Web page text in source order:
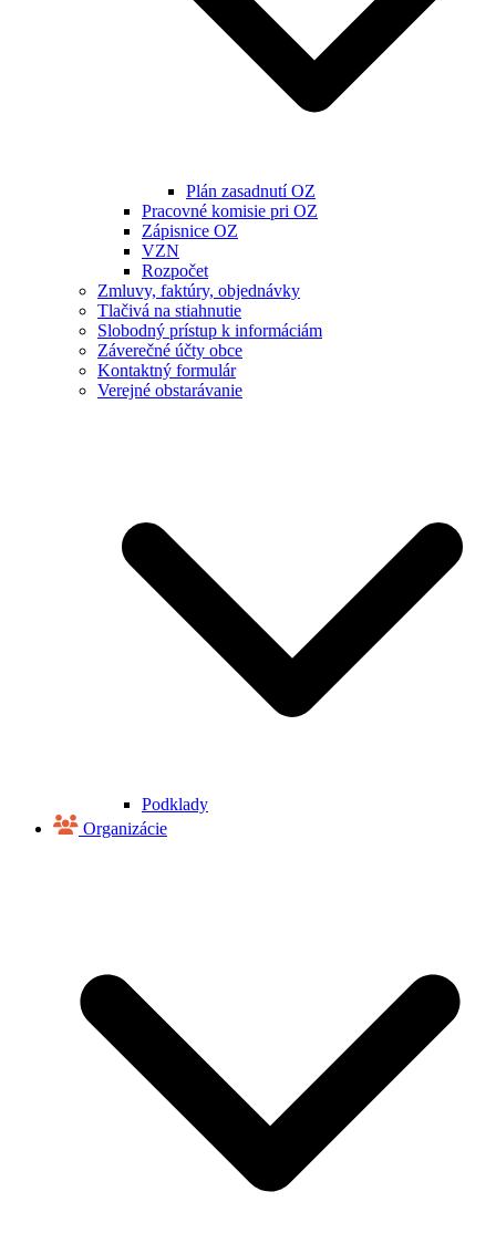
Plán zasadnutí OZ
Pracovné komisie pri OZ
Zápisnice OZ
VZN
Rozpočet
Zmluvy, faktúry, objednávky
Tlačivá na stiahnutie
Slobodný prístup k informáciám
Záverečné účty obce
Kontaktný formulár
Verejné obstarávanie
Podklady
Organizácie